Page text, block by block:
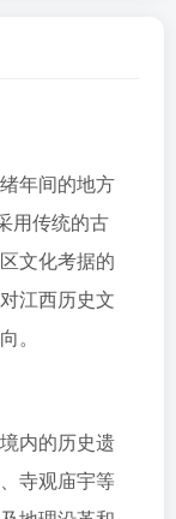
年间的地方
用传统的古
文化考据的
江西历史文
。
内的历史遗
寺观庙宇等